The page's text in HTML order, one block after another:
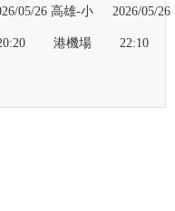
05/26 高雄-小
港機場
2026/05/26
22:10